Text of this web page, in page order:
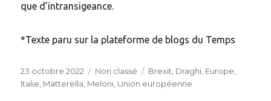
que d’intransigeance.
*Texte paru sur la plateforme de blogs du Temps
Posted
on
23 octobre 2022 Categories
Non classé Tags
Brexit, Draghi, Europe,
Italie, Matterella, Meloni, Union européenne